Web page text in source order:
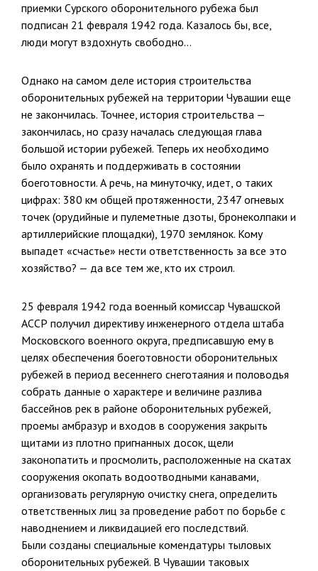
приемки Сурского оборонительного рубежа был
подписан 21 февраля 1942 года. Казалось бы, все,
люди могут вздохнуть свободно…
Однако на самом деле история строительства
оборонительных рубежей на территории Чувашии еще
не закончилась. Точнее, история строительства —
закончилась, но сразу началась следующая глава
большой истории рубежей. Теперь их необходимо
было охранять и поддерживать в состоянии
боеготовности. А речь, на минуточку, идет, о таких
цифрах: 380 км общей протяженности, 2347 огневых
точек (орудийные и пулеметные дзоты, бронеколпаки и
артиллерийские площадки), 1970 землянок. Кому
выпадет «счастье» нести ответственность за все это
хозяйство? — да все тем же, кто их строил.
25 февраля 1942 года военный комиссар Чувашской
АССР получил директиву инженерного отдела штаба
Московского военного округа, предписавшую ему в
целях обеспечения боеготовности оборонительных
рубежей в период весеннего снеготаяния и половодья
собрать данные о характере и величине разлива
бассейнов рек в районе оборонительных рубежей,
проемы амбразур и входов в сооружения закрыть
щитами из плотно пригнанных досок, щели
законопатить и просмолить, расположенные на скатах
сооружения окопать водоотводными канавами,
организовать регулярную очистку снега, определить
ответственных лиц за проведение работ по борьбе с
наводнением и ликвидацией его последствий.
Были созданы специальные комендатуры тыловых
оборонительных рубежей. В Чувашии таковых